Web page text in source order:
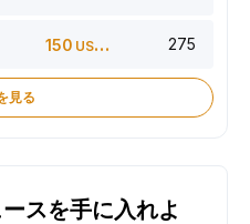
150 USDT 275
見る
スを手に入れよ